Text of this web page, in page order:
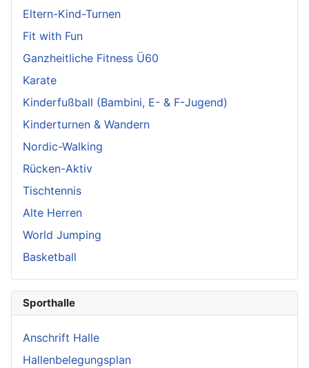
Eltern-Kind-Turnen
Fit with Fun
Ganzheitliche Fitness Ü60
Karate
Kinderfußball (Bambini, E- & F-Jugend)
Kinderturnen & Wandern
Nordic-Walking
Rücken-Aktiv
Tischtennis
Alte Herren
World Jumping
Basketball
Sporthalle
Anschrift Halle
Hallenbelegungsplan